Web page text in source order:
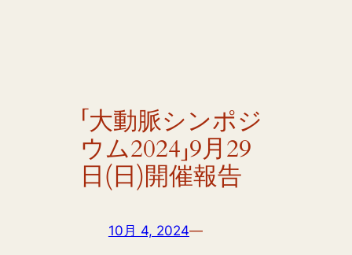
「大動脈シンポジ
ウム2024」9月29
日(日)開催報告
10月 4, 2024—